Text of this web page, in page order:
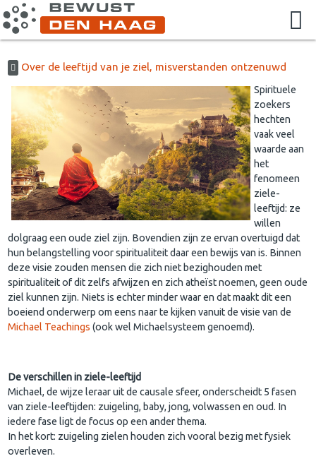
Over de leeftijd van je ziel, misverstanden ontzenuwd
Spirituele
zoekers
hechten
vaak veel
waarde aan
het
fenomeen
ziele-
leeftijd: ze
willen
dolgraag een oude ziel zijn. Bovendien zijn ze ervan overtuigd dat
hun belangstelling voor spiritualiteit daar een bewijs van is. Binnen
deze visie zouden mensen die zich niet bezighouden met
spiritualiteit of dit zelfs afwijzen en zich atheïst noemen, geen oude
ziel kunnen zijn. Niets is echter minder waar en dat maakt dit een
boeiend onderwerp om eens naar te kijken vanuit de visie van de
Michael Teachings (ook wel Michaelsysteem genoemd).
De verschillen in ziele-leeftijd
Michael, de wijze leraar uit de causale sfeer, onderscheidt 5 fasen
van ziele-leeftijden: zuigeling, baby, jong, volwassen en oud. In
iedere fase ligt de focus op een ander thema.
In het kort: zuigeling zielen houden zich vooral bezig met fysiek
overleven.